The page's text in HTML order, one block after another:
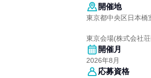
開催地
東京都中央区日本
東京会場(株式会社
開催月
2026年8月
応募資格